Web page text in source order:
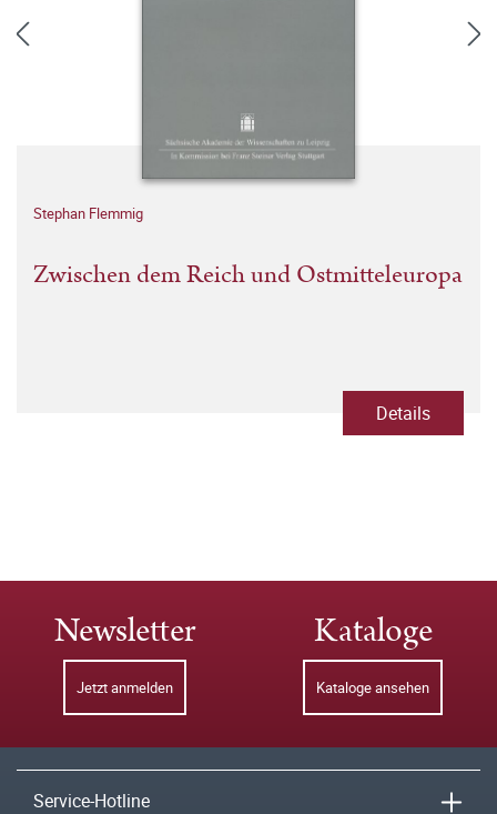
Stephan Flemmig
Zwischen dem Reich und Ostmitteleuropa
Details
Newsletter
Jetzt anmelden
Kataloge
Kataloge ansehen
Service-Hotline